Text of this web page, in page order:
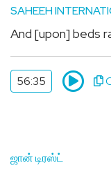
SAHEEH
And [upon] beds
56:35
ஜான் டிரஸ்ட்